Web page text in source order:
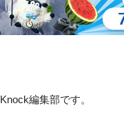
編集部です。